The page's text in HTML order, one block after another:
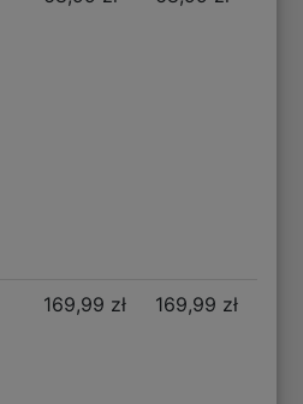
169,99 zł 169,99 zł